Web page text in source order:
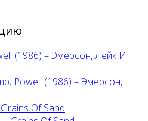
(1986) ‎– Эмерсон, Лейк И
Of Sand